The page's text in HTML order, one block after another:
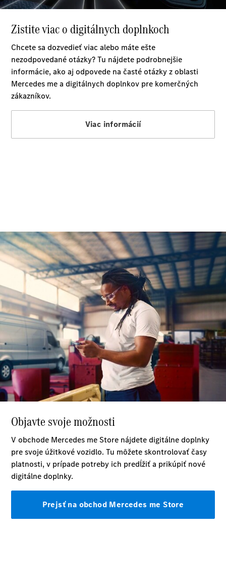
úžitkových
vozidiel
Vito
Vito
Marco Polo
Všetky
Veľkopriestorové
vozidlá
Marco Polo
Horizon
Marco Polo
úžitkových
vozidiel
eSprinter